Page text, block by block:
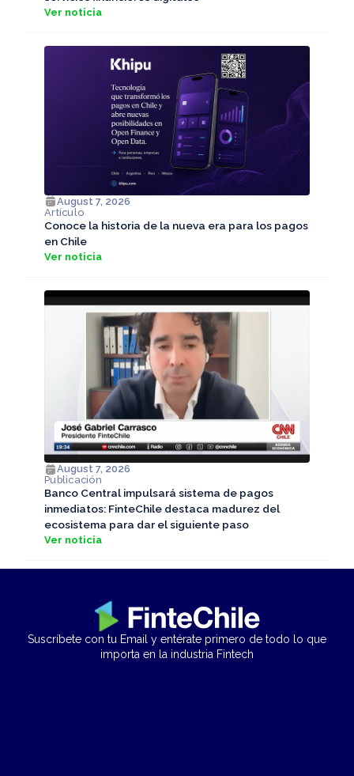
Ver noticia
August 7, 2026
Artículo
Conoce la historia de la nueva era para los pagos
en Chile
Ver noticia
August 7, 2026
Publicación
Banco Central impulsará sistema de pagos
inmediatos: FinteChile destaca madurez del
ecosistema para dar el siguiente paso
Ver noticia
Suscríbete con tu Email y entérate primero de todo lo que
importa en la industria Fintech